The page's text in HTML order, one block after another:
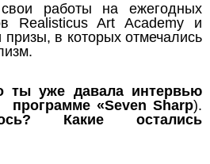
работы на ежегодных
Realisticus Art Academy и
призы, в которых отмечались
ты уже давала интервью
программе «Seven Sharp).
Какие остались